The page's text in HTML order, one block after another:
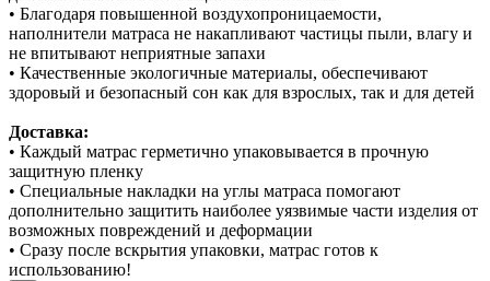
• Благодаря повышенной воздухопроницаемости,
наполнители матраса не накапливают частицы пыли, влагу и
не впитывают неприятные запахи
• Качественные экологичные материалы, обеспечивают
здоровый и безопасный сон как для взрослых, так и для детей
Доставка:
• Каждый матрас герметично упаковывается в прочную
защитную пленку
• Специальные накладки на углы матраса помогают
дополнительно защитить наиболее уязвимые части изделия от
возможных повреждений и деформации
• Сразу после вскрытия упаковки, матрас готов к
использованию!